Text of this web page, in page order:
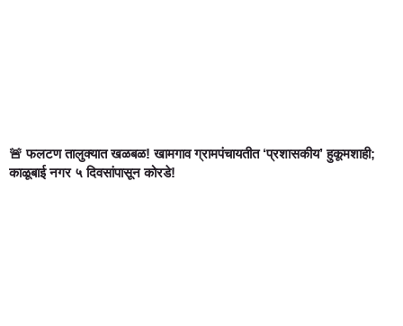
🚨 फलटण तालुक्यात खळबळ! खामगाव ग्रामपंचायतीत ‘प्रशासकीय’ हुकूमशाही;
काळूबाई नगर ५ दिवसांपासून कोरडे!